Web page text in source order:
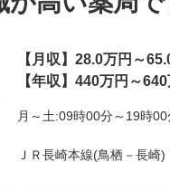
【月収】28.0万円～
【年収】440万円～
月～土:09時00分～19時00
ＪＲ長崎本線(鳥栖－長崎